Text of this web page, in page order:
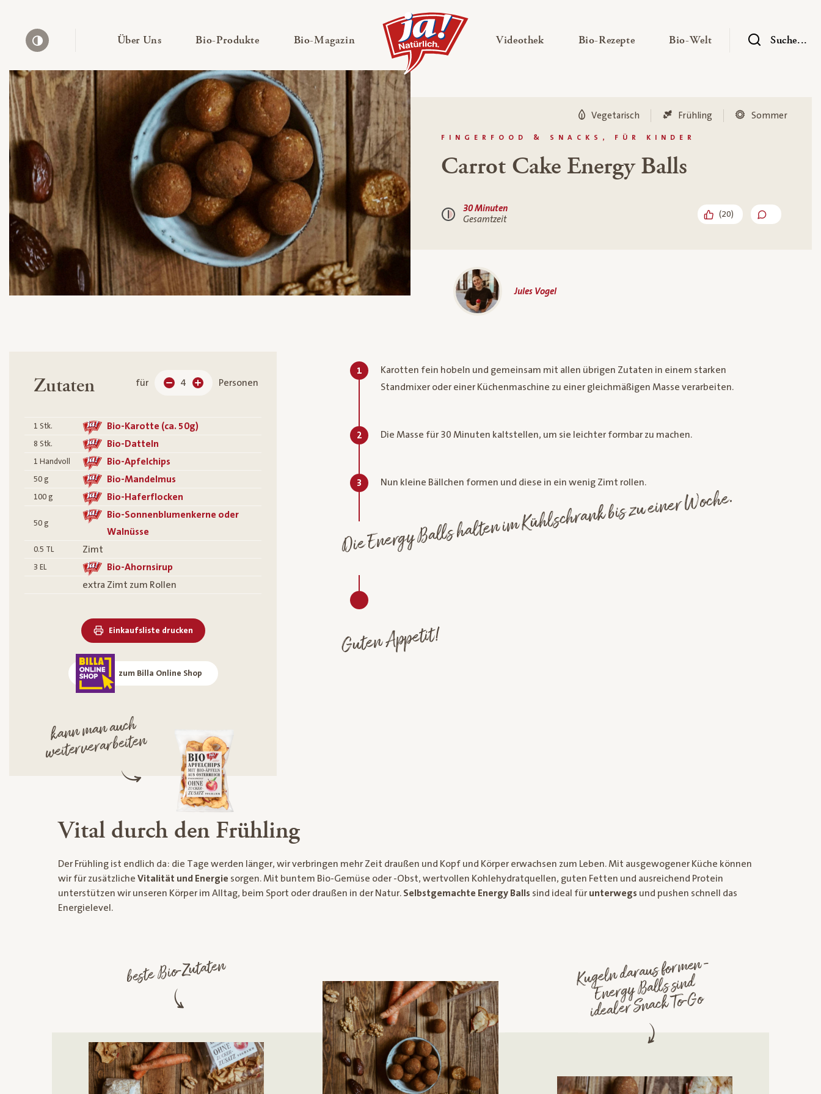
Über Uns— Untermenü ausklappen
Bio-Produkte— Untermenü ausklappen
Bio-Magazin — Untermenü ausklappen Videothek— Untermenü ausklappen
Bio-Rezepte— Untermenü ausklappen
Bio-Welt — UntermenüSuche...
FINGERFOOD & SNACKS, FÜR KINDER
Vegetarisch Frühling Sommer
Carrot Cake Energy Balls
30 Minuten
Gesamtzeit
(20)
Jules Vogel
Zutaten für 4 Personen
1 Stk. Bio-Karotte (ca. 50g)
8 Stk. Bio-Datteln
1 Handvoll Bio-Apfelchips
50 g Bio-Mandelmus
100 g Bio-Haferflocken
50 g
Bio-Sonnenblumenkerne oder
Walnüsse
0.5 TL Zimt
3 EL
Bio-Ahornsirup
extra Zimt zum Rollen
Einkaufsliste drucken
zum Billa Online Shop
kann
man auch
weiterverarbeiten
1
Karotten fein hobeln und gemeinsam mit allen übrigen Zutaten in einem starken
Standmixer oder einer Küchenmaschine zu einer gleichmäßigen Masse verarbeiten.
2 Die Masse für 30 Minuten kaltstellen, um sie leichter formbar zu machen.
3 Nun kleine Bällchen formen und diese in ein wenig Zimt rollen.
Die Energy Balls halten im Kühlschrank bis zu einer Woche.
Guten Appetit!
Vital durch den Frühling
Der Frühling ist endlich da: die Tage werden länger, wir verbringen mehr Zeit draußen und Kopf und Körper erwachsen zum Leben. Mit ausgewogener Küche können
wir für zusätzliche Vitalität und Energie sorgen. Mit buntem Bio-Gemüse oder -Obst, wertvollen Kohlehydratquellen, guten Fetten und ausreichend Protein
unterstützen wir unseren Körper im Alltag, beim Sport oder draußen in der Natur. Selbstgemachte Energy Balls sind ideal für unterwegs und pushen schnell das
Energielevel.
beste Bio-Zutaten Kugeln daraus for
men -
Energy
Balls sind
idealer Snack To-Go